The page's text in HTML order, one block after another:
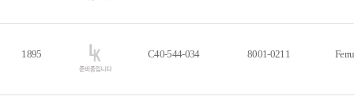
1895 C40-544-034 8001-0211